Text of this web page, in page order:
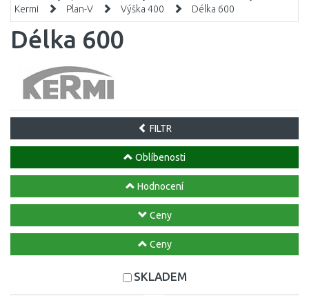
Kermi
Plan-V Výška 400 Délka 600
Délka 600
FILTR
Oblíbenosti
Hodnocení
Ceny
Ceny
SKLADEM